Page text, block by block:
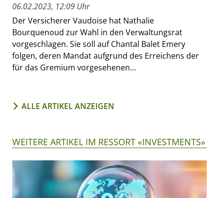
06.02.2023, 12:09 Uhr
Der Versicherer Vaudoise hat Nathalie
Bourquenoud zur Wahl in den Verwaltungsrat
vorgeschlagen. Sie soll auf Chantal Balet Emery
folgen, deren Mandat aufgrund des Erreichens der
für das Gremium vorgesehenen...
ALLE ARTIKEL ANZEIGEN
WEITERE ARTIKEL IM RESSORT «INVESTMENTS»